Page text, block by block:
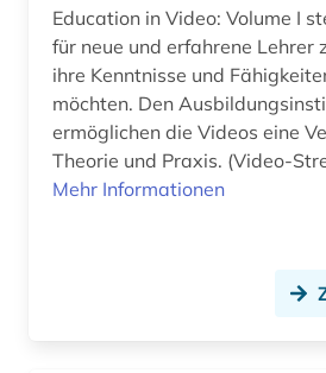
baustoff (3)
bauvertrag (1)
bauwesen (4)
Education in Video: Volume I
für neue und erfahrene Lehrer
ihre Kenntnisse und
möchten. Den
ermöglichen die Videos eine
Theorie und Praxis. (Video-
Mehr Informationen